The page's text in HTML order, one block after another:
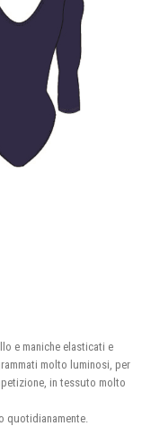
e maniche elasticati e
molto luminosi, per
in tessuto molto
quotidianamente.